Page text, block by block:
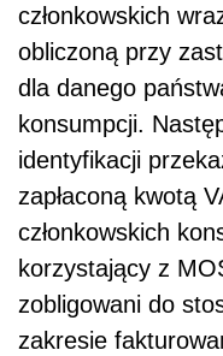
członkowskich
obliczoną przy
dla danego
konsumpcji.
identyfikacji
zapłaconą kwotą
członkowskich
korzystający z
zobligowani do
zakresie